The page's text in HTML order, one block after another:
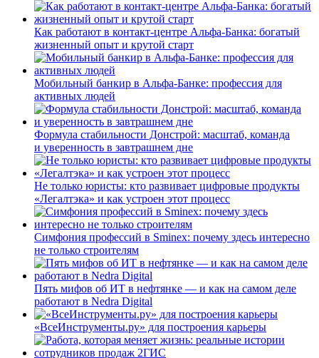
Как работают в контакт-центре Альфа-Банка: богатый
жизненный опыт и крутой старт
Мобильный банкир в Альфа-Банке: профессия для
активных людей
Формула стабильности Донстрой: масштаб, команда
и уверенность в завтрашнем дне
Не только юристы: кто развивает цифровые продукты
«Легалтэка» и как устроен этот процесс
Симфония профессий в Sminex: почему здесь интересно
не только строителям
Пять мифов об ИТ в нефтянке — и как на самом деле
работают в Nedra Digital
«ВсеИнструменты.ру» для построения карьеры